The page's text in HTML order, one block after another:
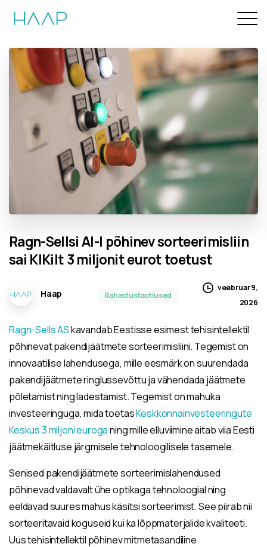
Ragn-SellsiAI-l põhinevsorteerimisliin
sai KIKilt3miljoniteurottoetust
Haap Rahastustaotlused
veebruar 9,
2026
Ragn-Sells ASkavandab Eestisse esimest tehisintellektil
põhinevat pakendijäätmete sorteerimisliini. Tegemist on
innovaatilise lahendusega, mille eesmärk on suurendada
pakendijäätmete ringlussevõttu ja vähendada jäätmete
põletamist ning ladestamist. Tegemist on mahuka
investeeringuga, mida toetasKeskkonnainvesteeringute
Keskus 3 miljoni euroganing mille elluviimine aitab viia Eesti
jäätmekäitluse järgmisele tehnoloogilisele tasemele.
Senised pakendijäätmete sorteerimislahendused
põhinevad valdavalt ühe optikaga tehnoloogial ning
eeldavad suures mahus käsitsi sorteerimist. See piirab nii
sorteeritavaid koguseid kui ka lõppmaterjalide kvaliteeti.
Uus tehisintellektil põhinev mitmetasandiline